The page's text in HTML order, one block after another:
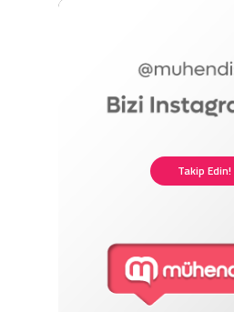
Takip Edin!